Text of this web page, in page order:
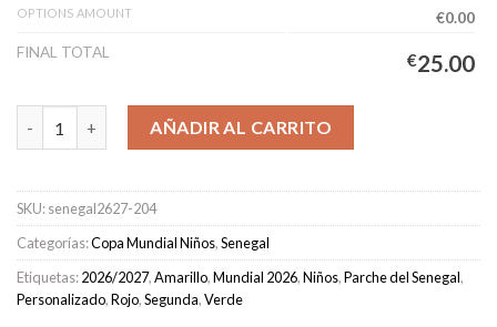
OPTIONS AMOUNT
€0.00
FINAL TOTAL
€25.00
Camiseta Senegal Segunda Equipación Niños 2026/2027
AÑADIR AL CARRITO
SKU:senegal2627-204
Categorías:Copa Mundial Niños,Senegal
Etiquetas:2026/2027,Amarillo,Mundial 2026,Niños,Parche del Senegal,
Personalizado,Rojo,Segunda,Verde